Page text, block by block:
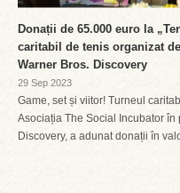
Donații de 65.000 euro la
caritabil de tenis organizat
Warner Bros. Discovery
29 Sep 2023
Game, set și viitor! Turneul
Asociația The Social Incubator
Discovery, a adunat donații în